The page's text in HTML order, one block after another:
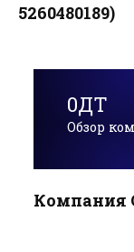
5260480189)
0ДТ
Обзор
Компания